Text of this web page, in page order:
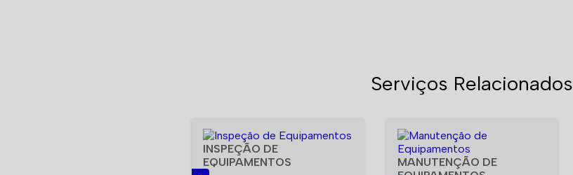
Serviços Relacionados
INSPEÇÃO DE
EQUIPAMENTOS
MANUTENÇÃO DE